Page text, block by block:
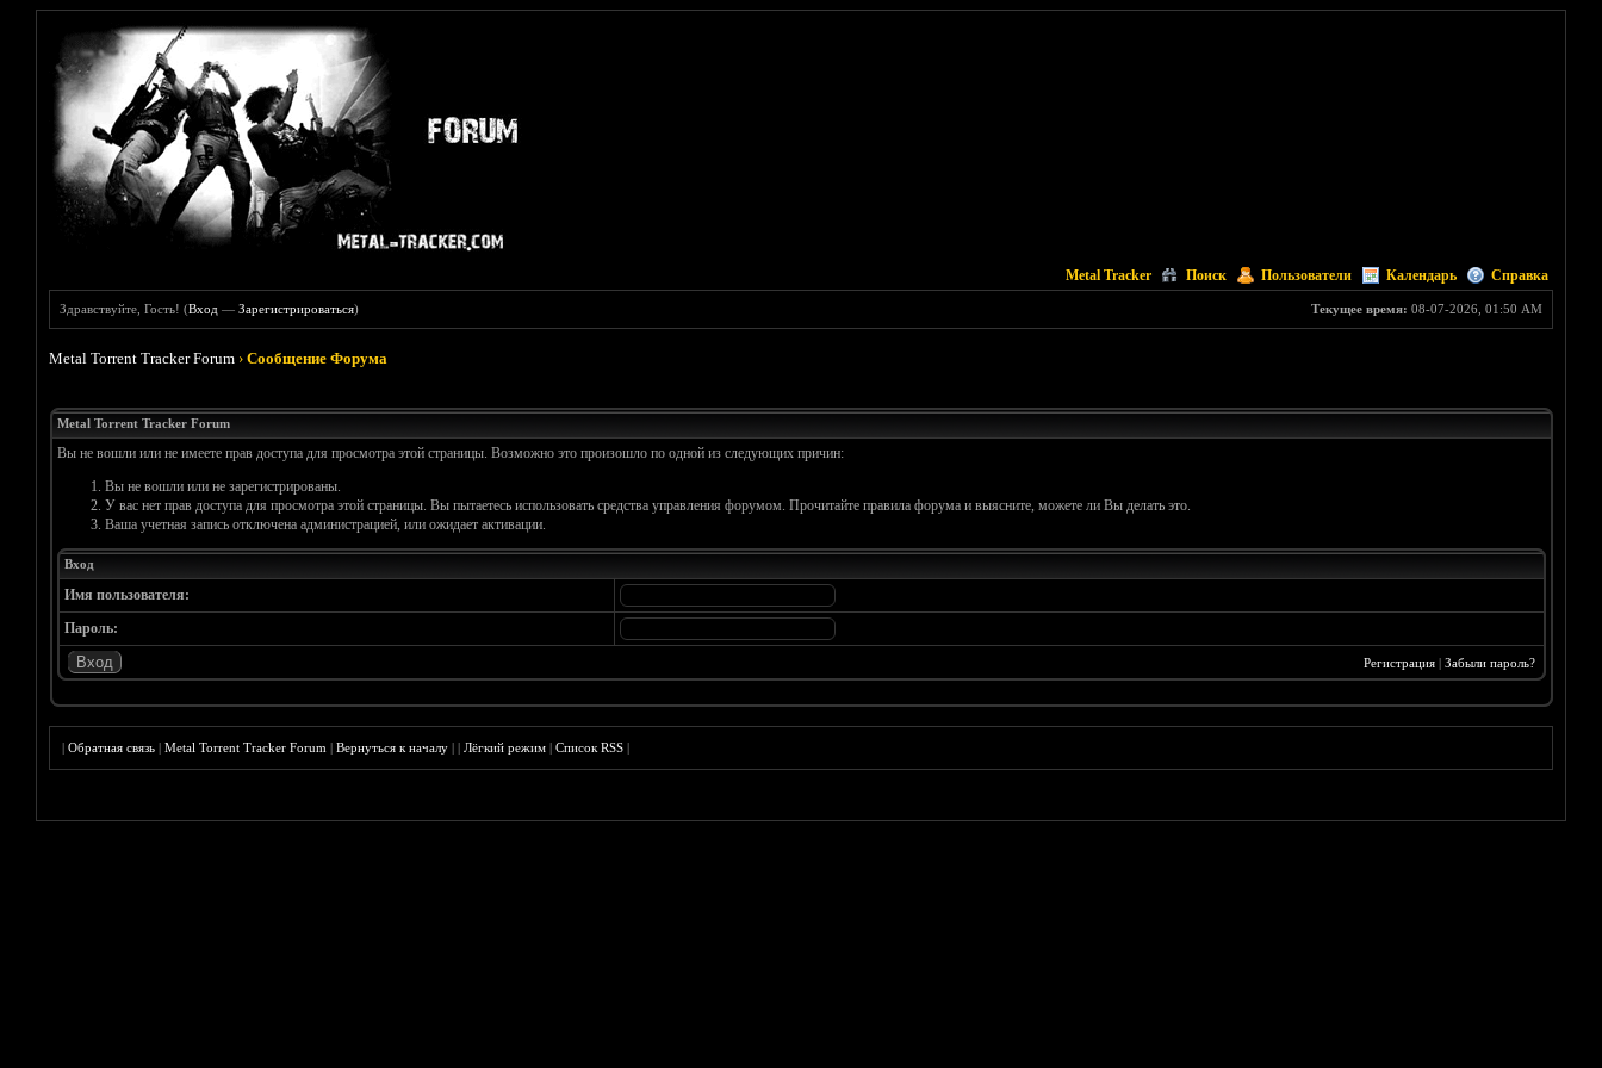
Metal Tracker Поиск Пользователи Календарь Справка
Текущее время: 08-07-2026, 01:50 AM
Здравствуйте, Гость! (Вход —Зарегистрироваться)
Metal Torrent Tracker Forum ›Сообщение Форума
Metal Torrent Tracker Forum
Вы не вошли или не имеете прав доступа для просмотра этой страницы. Возможно это произошло по одной из следующих причин:
Вы не вошли или не зарегистрированы.
У вас нет прав доступа для просмотра этой страницы. Вы пытаетесь использовать средства управления форумом. Прочитайте правила форума и выясните, можете ли Вы делать это.
Ваша учетная запись отключена администрацией, или ожидает активации.
Вход
Имя пользователя:
Пароль:
Регистрация| Забыли пароль?
|Обратная связь |Metal Torrent Tracker Forum |Вернуться к началу ||Лёгкий режим |Список RSS |